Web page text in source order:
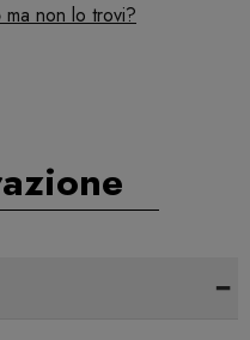
ma non lo trovi?
-